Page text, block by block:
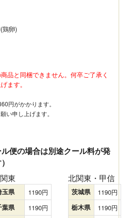
鶏卵)
品と同梱できません。何卒ご了承く
ます。
円がかかります。
い申し上げます。
便の場合は別途クール料が発
東
玉県 1190
葉県 1190
北関東・甲信
茨城県 1190
栃木県 1190